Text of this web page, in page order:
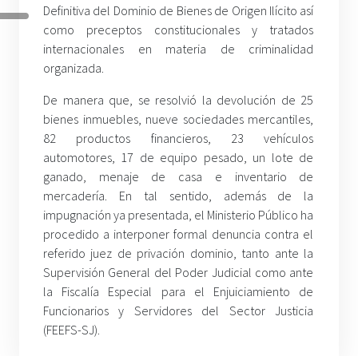
Definitiva del Dominio de Bienes de Origen Ilícito así
como preceptos constitucionales y tratados
internacionales en materia de criminalidad
organizada.
De manera que, se resolvió la devolución de 25
bienes inmuebles, nueve sociedades mercantiles,
82 productos financieros, 23 vehículos
automotores, 17 de equipo pesado, un lote de
ganado, menaje de casa e inventario de
mercadería. En tal sentido, además de la
impugnación ya presentada, el Ministerio Público ha
procedido a interponer formal denuncia contra el
referido juez de privación dominio, tanto ante la
Supervisión General del Poder Judicial como ante
la Fiscalía Especial para el Enjuiciamiento de
Funcionarios y Servidores del Sector Justicia
(FEEFS-SJ).